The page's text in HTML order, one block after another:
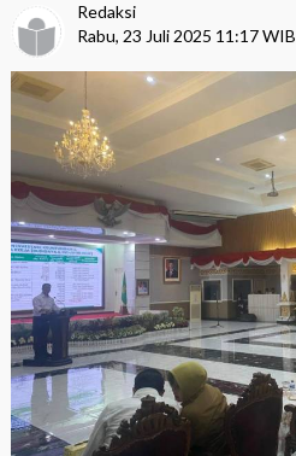
Redaksi
Rabu, 23 Juli 2025 11:17 WIB